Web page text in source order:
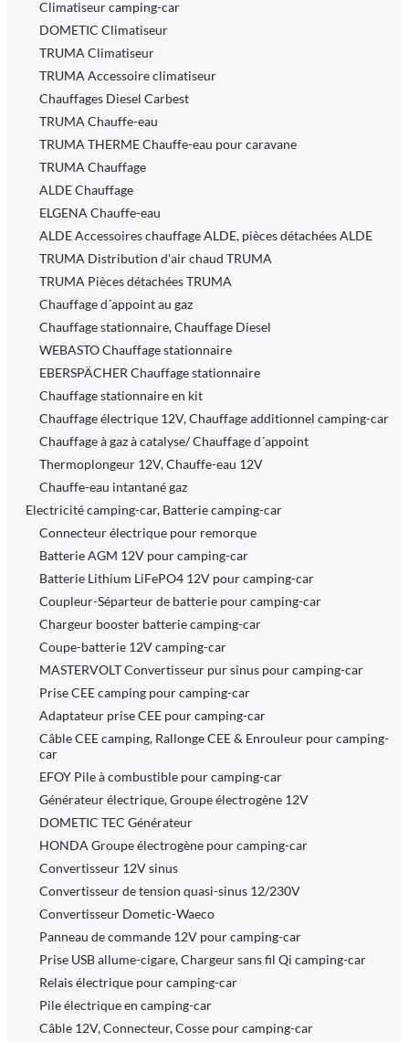
Climatiseur camping-car
DOMETIC Climatiseur
TRUMA Climatiseur
TRUMA Accessoire climatiseur
Chauffages Diesel Carbest
TRUMA Chauffe-eau
TRUMA THERME Chauffe-eau pour caravane
TRUMA Chauffage
ALDE Chauffage
ELGENA Chauffe-eau
ALDE Accessoires chauffage ALDE, pièces détachées ALDE
TRUMA Distribution d'air chaud TRUMA
TRUMA Pièces détachées TRUMA
Chauffage d´appoint au gaz
Chauffage stationnaire, Chauffage Diesel
WEBASTO Chauffage stationnaire
EBERSPÄCHER Chauffage stationnaire
Chauffage stationnaire en kit
Chauffage électrique 12V, Chauffage additionnel camping-car
Chauffage à gaz à catalyse/ Chauffage d´appoint
Thermoplongeur 12V, Chauffe-eau 12V
Chauffe-eau intantané gaz
Electricité camping-car, Batterie camping-car
Connecteur électrique pour remorque
Batterie AGM 12V pour camping-car
Batterie Lithium LiFePO4 12V pour camping-car
Coupleur-Séparteur de batterie pour camping-car
Chargeur booster batterie camping-car
Coupe-batterie 12V camping-car
MASTERVOLT Convertisseur pur sinus pour camping-car
Prise CEE camping pour camping-car
Adaptateur prise CEE pour camping-car
Câble CEE camping, Rallonge CEE & Enrouleur pour camping-
car
EFOY Pile à combustible pour camping-car
Générateur électrique, Groupe électrogène 12V
DOMETIC TEC Générateur
HONDA Groupe électrogène pour camping-car
Convertisseur 12V sinus
Convertisseur de tension quasi-sinus 12/230V
Convertisseur Dometic-Waeco
Panneau de commande 12V pour camping-car
Prise USB allume-cigare, Chargeur sans fil Qi camping-car
Relais électrique pour camping-car
Pile électrique en camping-car
Câble 12V, Connecteur, Cosse pour camping-car